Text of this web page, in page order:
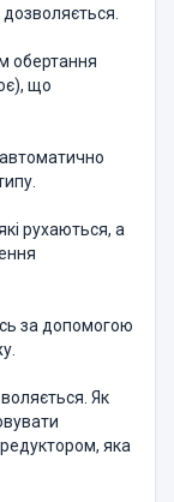
обертання
що
рухаються, а
за допомогою
Як
яка